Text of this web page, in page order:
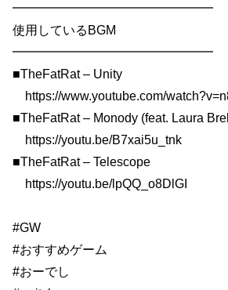
━━━━━━━━━━━━━━━━
使用しているBGM
━━━━━━━━━━━━━━━━
■TheFatRat – Unity
https://www.youtube.com/
■TheFatRat – Monody (feat. Laura
https://youtu.be/B7xai5u_tnk
■TheFatRat – Telescope
https://youtu.be/lpQQ_o8DlGI
#GW
#おすすめゲーム
#おーでし